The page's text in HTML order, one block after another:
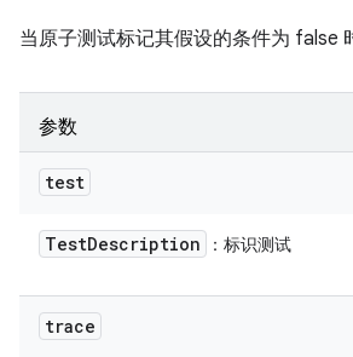
当原子测试标记其假设的条件为 false
参数
test
TestDescription ：标识测试
trace